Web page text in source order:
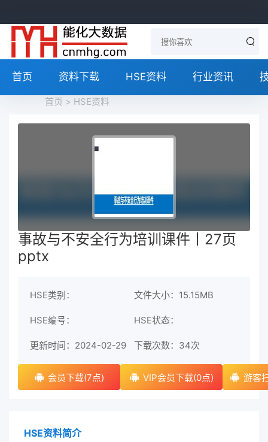
首页 资料下载 HSE资料 行业资讯
首页 > HSE资料
事故与不安全行为培训课件丨27页
pptx
HSE类别： 文件大小：15.15MB
HSE编号： HSE状态：
更新时间：2024-02-29 下载次数： 34次
会员下载(7点) VIP会员下载(0点) 游客
HSE资料简介